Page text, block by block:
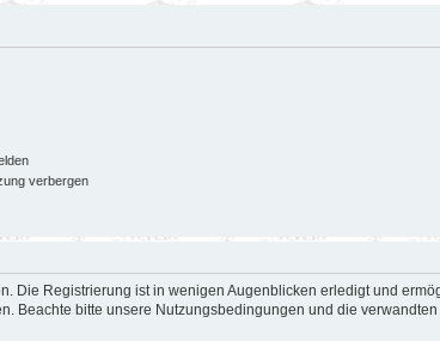
verbergen
Die Registrierung ist in wenigen Augenblicken erledigt und
Beachte bitte unsere Nutzungsbedingungen und die